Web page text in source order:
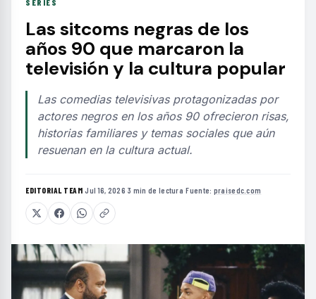
SERIES
Las sitcoms negras de los
años 90 que marcaron la
televisión y la cultura popular
Las comedias televisivas protagonizadas por
actores negros en los años 90 ofrecieron risas,
historias familiares y temas sociales que aún
resuenan en la cultura actual.
EDITORIAL TEAM·Jul 16, 2026·3 min de lectura·Fuente: praisedc.com